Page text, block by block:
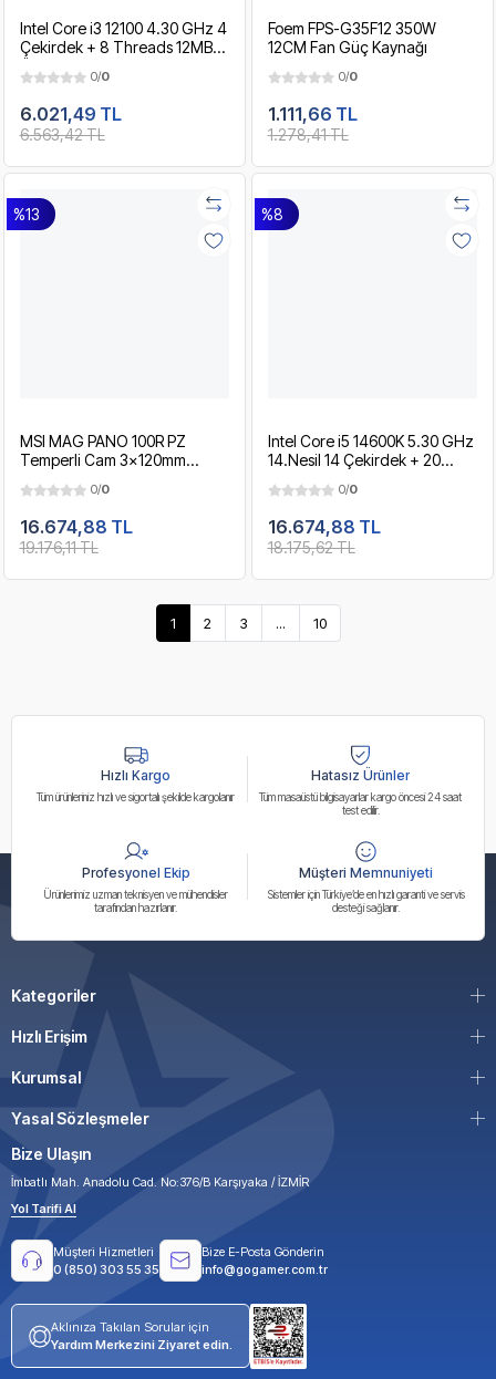
Intel Core i3 12100 4.30 GHz 4
Çekirdek + 8 Threads 12MB
12.Nesil İşlemci
0/0
6.021,49 TL
6.563,42 TL
Foem FPS-G35F12 350W
12CM Fan Güç Kaynağı
0/0
1.111,66 TL
1.278,41 TL
%13
MSI MAG PANO 100R PZ
Temperli Cam 3x120mm
1000W 80+ Certified
Panoramik Gaming Beyaz
Bilgisayar Kasası
0/0
16.674,88 TL
19.176,11 TL
%8
Intel Core i5 14600K 5.30 GHz
14.Nesil 14 Çekirdek + 20
20MB Önbellek LGA1700
Raptor Lake Refresh 14.Nesil
İşlemci
0/0
16.674,88 TL
18.175,62 TL
1 2 3 ... 10
Hızlı Kargo
Tüm ürünleriniz hızlı ve sigortalı şekilde kargolanır
Hatasız Ürünler
Tüm masaüstü bilgisayarlar kargo öncesi 24 saat
test edilir.
Profesyonel Ekip
Ürünlerimiz uzman teknisyen ve mühendisler
tarafından hazırlanır.
Müşteri Memnuniyeti
Sistemler için Türkiye’de en hızlı garanti ve servis
desteği sağlanır.
Kategoriler
Hızlı Erişim
Kurumsal
Yasal Sözleşmeler
Bize Ulaşın
İmbatlı Mah. Anadolu Cad. No:376/B Karşıyaka / İZMİR
Yol Tarifi Al
Müşteri Hizmetleri
0 (850) 303 55 35
Bize E-Posta Gönderin
info@gogamer.com.tr
Aklınıza Takılan Sorular için
Yardım Merkezini Ziyaret edin.